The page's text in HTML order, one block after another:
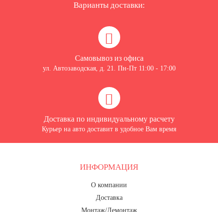
Варианты доставки:
Самовывоз из офиса
ул. Автозаводская, д. 21. Пн-Пт 11:00 - 17:00
Доставка по индивидуальному расчету
Курьер на авто доставит в удобное Вам время
ИНФОРМАЦИЯ
О компании
Доставка
Монтаж/Демонтаж